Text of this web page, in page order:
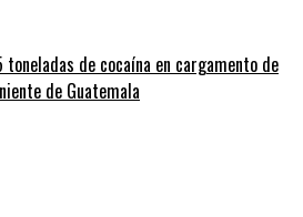
toneladas de cocaína en cargamento de
de Guatemala